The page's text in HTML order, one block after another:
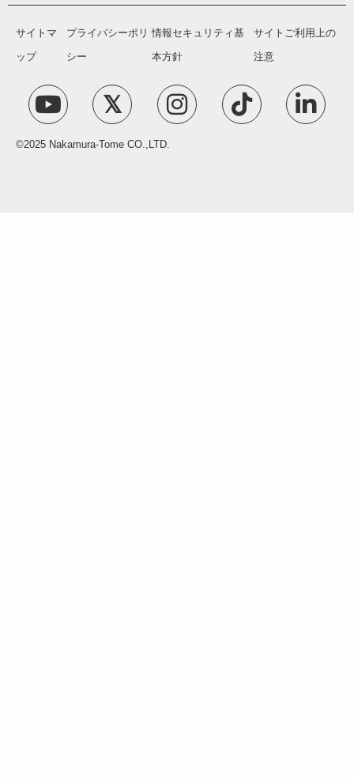
サイトマ
ップ
プライバシーポリ
シー
情報セキュリティ基
本方針
サイトご利用上の
注意
©2025 Nakamura-Tome CO.,LTD.